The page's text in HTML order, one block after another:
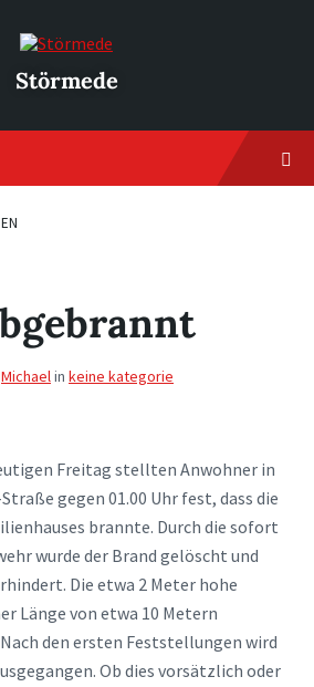
Störmede
Michaelin keine kategorie
Freitag stellten Anwohner in
gegen 01.00 Uhr fest, dass die
brannte. Durch die sofort
wurde der Brand gelöscht und
Die etwa 2 Meter hohe
Länge von etwa 10 Metern
den ersten Feststellungen wird
Ob dies vorsätzlich oder